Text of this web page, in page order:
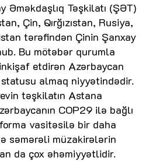
Əməkdaşlıq Təşkilatı (ŞƏT)
Çin, Qırğızıstan, Rusiya,
tərəfindən Çinin Şanxay
Bu mötəbər qurumla
etdirən Azərbaycan
almaq niyyətindədir.
təşkilatın Astana
COP29 ilə bağlı
vasitəsilə bir daha
səmərəli müzakirələrin
da çox əhəmiyyətlidir.